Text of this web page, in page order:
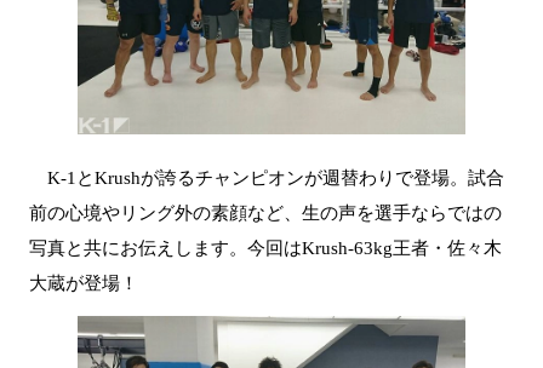
K-1とKrushが誇るチャンピオンが週替わりで登場。試合
前の心境やリング外の素顔など、生の声を選手ならではの
写真と共にお伝えします。今回はKrush-63kg王者・佐々木
大蔵が登場！